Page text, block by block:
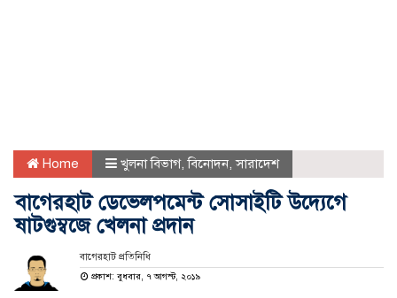
Home খুলনা বিভাগ,বিনোদন,সারাদেশ
বাগেরহাট ডেভেলপমেন্ট সোসাইটি উদ্যেগে
ষাটগুম্বজে খেলনা প্রদান
বাগেরহাট প্রতিনিধি
প্রকাশ: বুধবার, ৭ আগস্ট, ২০১৯